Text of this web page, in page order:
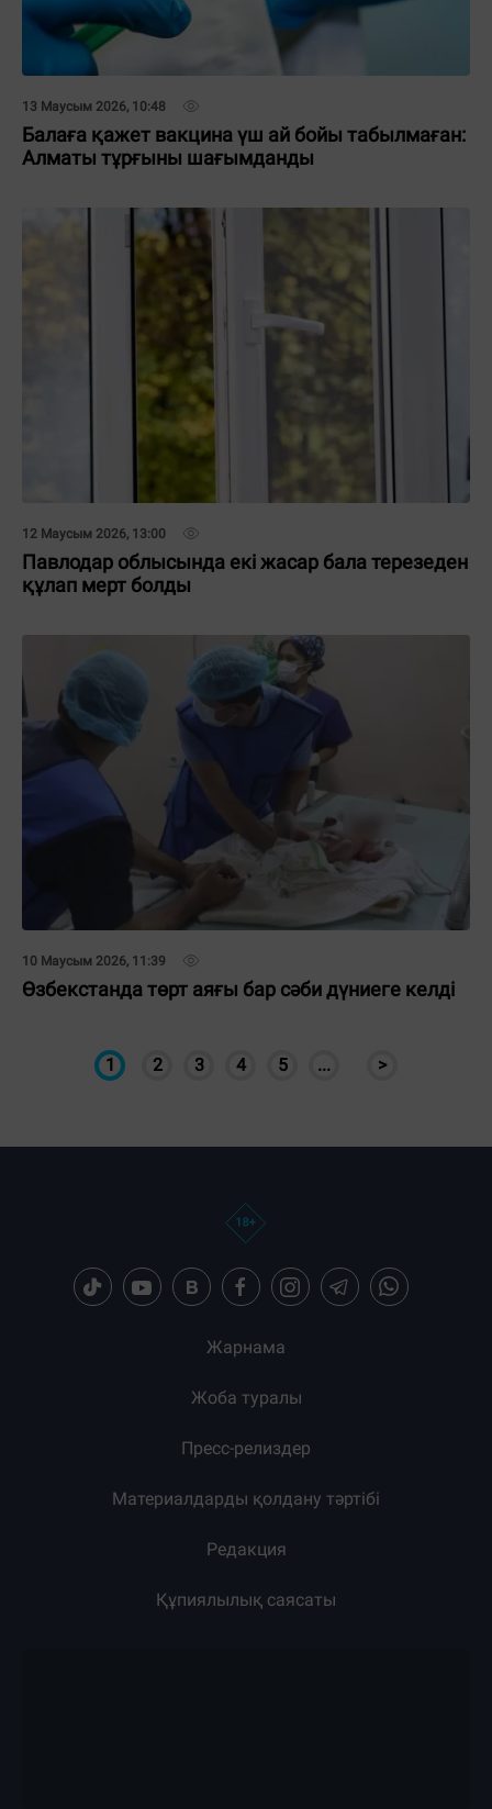
13 Маусым 2026, 10:48
Балаға қажет вакцина үш ай бойы табылмаған:
Алматы тұрғыны шағымданды
12 Маусым 2026, 13:00
Павлодар облысында екі жасар бала терезеден
құлап мерт болды
10 Маусым 2026, 11:39
Өзбекстанда төрт аяғы бар сәби дүниеге келді
1 2 3 4 5 ... >
Жарнама
Жоба туралы
Пресс-релиздер
Материалдарды қолдану тәртібі
Редакция
Құпиялылық саясаты